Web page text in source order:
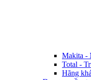
Makita -
Total -
Hãng